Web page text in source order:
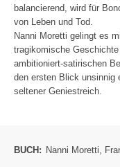
balancierend, wird für
von Leben und Tod.
Nanni Moretti gelingt es
tragikomische
ambitioniert-satirischen
den ersten Blick unsinnig
seltener Geniestreich.
BUCH: Nanni Moretti,